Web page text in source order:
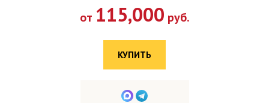
от 115,000 руб.
КУПИТЬ